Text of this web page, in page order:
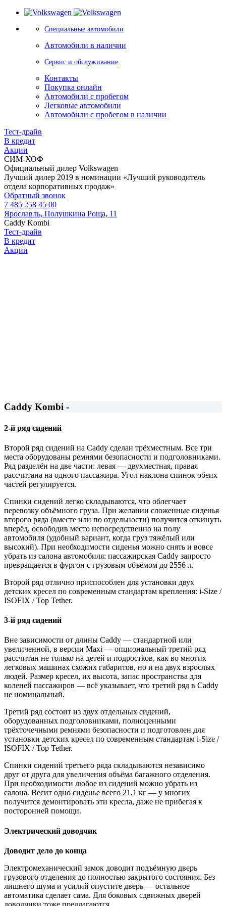
Специальные автомобили
Автомобили в наличии
Сервис и обслуживание
Контакты
Покупка онлайн
Автомобили с пробегом
Легковые автомобили
Автомобили с пробегом в наличии
Тест-драйв
В кредит
Акции
СИМ-ХОФ
Официальный дилер Volkswagen
Лучший дилер 2019 в номинации «Лучший руководитель
отдела корпоративных продаж»
Обратный звонок
7 485 258 45 00
Ярославль, Полушкина Роща, 11
Caddy Kombi
Тест-драйв
В кредит
Акции
Caddy Kombi -
2-й ряд сидений
Второй ряд сидений на Caddy сделан трёхместным. Все три
места оборудованы ремнями безопасности и подголовниками.
Ряд разделён на две части: левая — двухместная, правая
рассчитана на одного пассажира. Угол наклона спинок обеих
частей регулируется.
Спинки сидений легко складываются, что облегчает
перевозку объёмного груза. При желании сложенные сиденья
второго ряда (вместе или по отдельности) получится откинуть
вперёд, освободив место непосредственно на полу
автомобиля (удобный вариант, когда груз тяжёлый или
высокий). При необходимости сиденья можно снять и вовсе
убрать из салона автомобиля: пассажирская Caddy запросто
превращается в фургон с грузовым объёмом до 2556 л.
Второй ряд отлично приспособлен для установки двух
детских кресел по современным стандартам крепления: i-Size /
ISOFIX / Top Tether.
3-й ряд сидений
Вне зависимости от длины Caddy — стандартной или
увеличенной, в версии Maxi — опциональный третий ряд
рассчитан не только на детей и подростков, как во многих
легковых машинах схожих габаритов, но и на двух взрослых
людей. Размер кресел, их высота, запас пространства для
коленей пассажиров — всё указывает, что третий ряд в Caddy
не номинальный.
Третий ряд состоит из двух отдельных сидений,
оборудованных подголовниками, полноценными
трёхточечными ремнями безопасности и подготовлен для
установки детских кресел по современным стандартам i-Size /
ISOFIX / Top Tether.
Спинки сидений третьего ряда складываются независимо
друг от друга для увеличения объёма багажного отделения.
При необходимости любое из сидений можно убрать из
салона. Весит одно сиденье всего 21,1 кг — у многих
получится демонтировать эти кресла, даже не прибегая к
посторонней помощи.
Электрический доводчик
Доводит дело до конца
Электромеханический замок доводит подъёмную дверь
грузового отделения до полностью закрытого состояния. Без
лишнего шума и усилий опустите дверь — остальное
автоматика сделает сама. Для боковых сдвижных дверей
доводчики тоже предлагаются.